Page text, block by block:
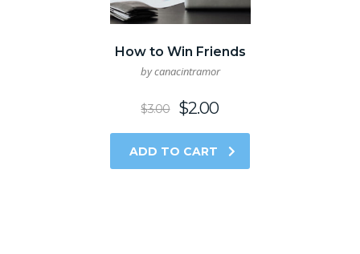
How to Win Friends
by canacintramor
$3.00 $2.00
ADD TO CART